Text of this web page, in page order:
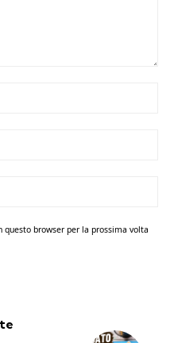
browser per la prossima volta